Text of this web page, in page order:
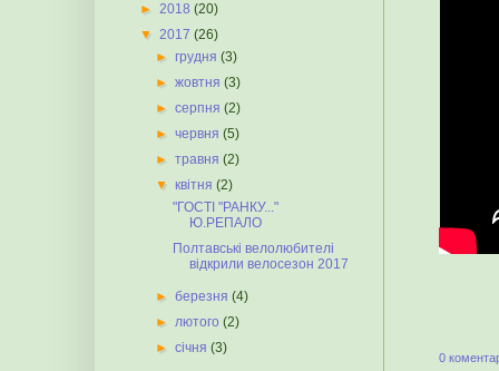
0
► 2018 (20)
▼ 2017 (26)
►грудня(3)
►жовтня(3)
►серпня(2)
►червня(5)
►травня(2)
▼квітня(2)
"ГОСТІ "РАНКУ..."
Ю.РЕПАЛО
Полтавські велолюбителі
відкрили велосезон 2017
►березня(4)
►лютого(2)
►січня(3)